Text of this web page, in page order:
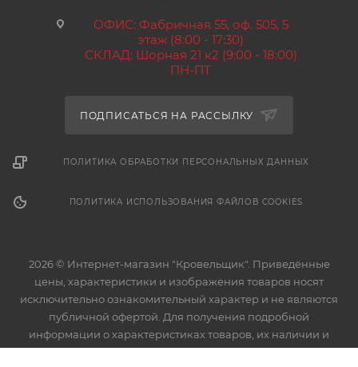
ОФИС: Фабричная 55, оф. 505, 5
этаж (8:00 - 17:30)
СКЛАД: Шорная 21 к2 (9:00 - 18:00)
ПН-ПТ
ПОДПИСАТЬСЯ НА РАССЫЛКУ
ПОЛИТИКА ОБРАБОТКИ ПЕРСОНАЛЬНЫХ ДАННЫХ
ПОЛИТИКА ИСПОЛЬЗОВАНИЯ ФАЙЛОВ COOKIES
2026 © Интернет-магазин "Кровельщик". Приведённые
цены, характеристики и изображения товаров носят
исключительно ознакомительный характер и не являются
публичной офертой. Для получения подробной
информации о характеристиках товаров, их наличии и
стоимости связывайтесь с менеджерами компании.